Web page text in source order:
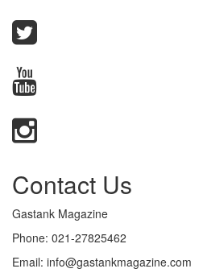
Contact Us
Gastank Magazine
Phone: 021-27825462
Email: info@gastankmagazine.com